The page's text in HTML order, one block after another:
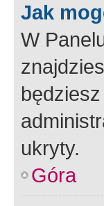
Jak
W
ukryty.
Góra